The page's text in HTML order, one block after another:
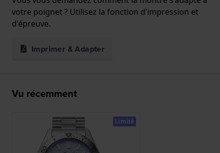
votre poignet ? Utilisez la fonction d'impression et
d'épreuve.
Imprimer & Adapter
Vu récemment
Limité